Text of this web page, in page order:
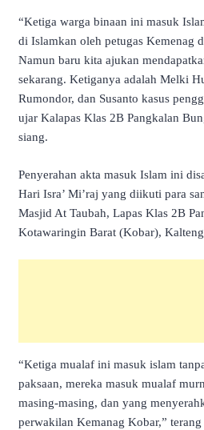
“Ketiga warga binaan ini masuk
di Islamkan oleh petugas Kemenag
Namun baru kita ajukan
sekarang. Ketiganya adalah Melki
Rumondor, dan Susanto kasus
ujar Kalapas Klas 2B Pangkalan
siang.
Penyerahan akta masuk Islam ini
Hari Isra’ Mi’raj yang diikuti para
Masjid At Taubah, Lapas Klas 2B
Kotawaringin Barat (Kobar),
“Ketiga mualaf ini masuk islam
paksaan, mereka masuk mualaf
masing-masing, dan yang
perwakilan Kemanag Kobar,”